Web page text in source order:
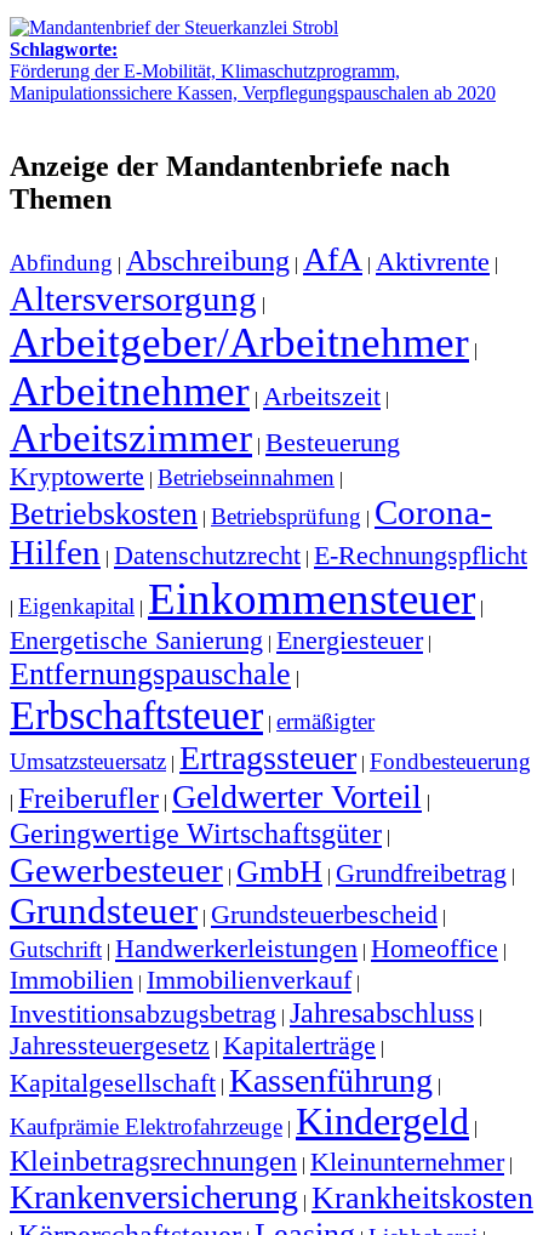
Schlagworte:
Förderung der E-Mobilität, Klimaschutzprogramm,
Manipulationssichere Kassen, Verpflegungspauschalen ab 2020
Anzeige der Mandantenbriefe nach
Themen
Abfindung | Abschreibung | AfA | Aktivrente |
Altersversorgung |
Arbeitgeber/Arbeitnehmer |
Arbeitnehmer | Arbeitszeit |
Arbeitszimmer | Besteuerung
Kryptowerte | Betriebseinnahmen |
Betriebskosten | Betriebsprüfung | Corona-
Hilfen | Datenschutzrecht | E-Rechnungspflicht
| Eigenkapital | Einkommensteuer |
Energetische Sanierung | Energiesteuer|
Entfernungspauschale |
Erbschaftsteuer | ermäßigter
Umsatzsteuersatz | Ertragssteuer | Fondbesteuerung
| Freiberufler | Geldwerter Vorteil |
Geringwertige Wirtschaftsgüter |
Gewerbesteuer | GmbH | Grundfreibetrag |
Grundsteuer | Grundsteuerbescheid |
Gutschrift | Handwerkerleistungen | Homeoffice |
Immobilien | Immobilienverkauf |
Investitionsabzugsbetrag | Jahresabschluss |
Jahressteuergesetz | Kapitalerträge |
Kapitalgesellschaft | Kassenführung |
Kaufprämie Elektrofahrzeuge | Kindergeld |
Kleinbetragsrechnungen | Kleinunternehmer|
Krankenversicherung | Krankheitskosten